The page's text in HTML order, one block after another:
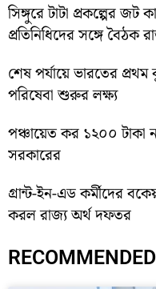
সিঙ্গুরে টাটা প্রকল্পের জট
প্রতিনিধিদের সঙ্গে বৈঠক
শেষ পর্যায়ে ভারতের
পরিষেবা শুরুর লক্ষ্য
পঞ্চায়েত কর ১২০০ টাকা
সরকারের
গ্রান্ট-ইন-এড কর্মীদের
করল রাজ্য অর্থ দফতর